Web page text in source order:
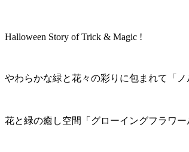
Halloween Story of Trick & Magic !
やわらかな緑と花々の彩りに包まれて「ノ
花と緑の癒し空間「グローイングフラワー